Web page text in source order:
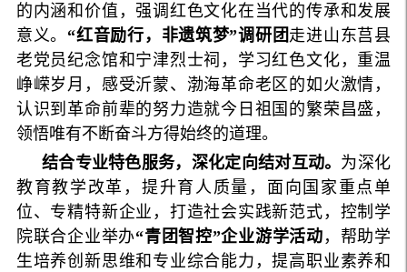
的内涵和价值，强调红色文化在当代的传承和发展
意义。 “红音励行，非遗筑梦”调研团 走进山东莒县
老党员纪念馆和宁津烈士祠，学习红色文化，重温
峥嵘岁月，感受沂蒙、渤海革命老区的如火激情，
认识到革命前辈的努力造就今日祖国的繁荣昌盛，
领悟唯有不断奋斗方得始终的道理。
结合专业特色服务，深化定向结对互动。 为深化
教育教学改革，提升育人质量，面向国家重点单
位、专精特新企业，打造社会实践新范式，控制学
院联合企业举办“青团智控”企业游学活动 ，帮助学
生培养创新思维和专业综合能力，提高职业素养和